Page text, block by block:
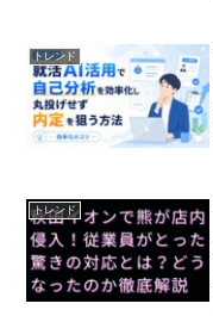
トレンド
トレンド